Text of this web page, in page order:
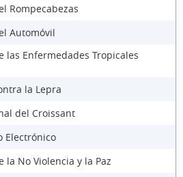
Rompecabezas
Automóvil
las Enfermedades Tropicales
la Lepra
del Croissant
Electrónico
la No Violencia y la Paz